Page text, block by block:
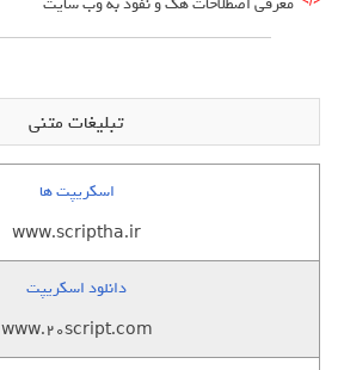
تبلیغات متنی
اسکریپت ها
www.scriptha.ir
دانلود اسکریپت
www.20script.com